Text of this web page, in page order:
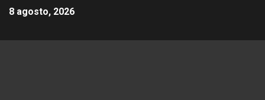
8 agosto, 2026